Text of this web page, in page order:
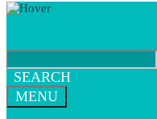
SEARCH
MENU